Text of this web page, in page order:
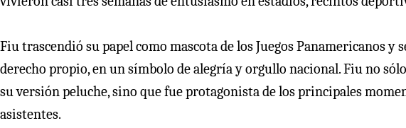
Fiu trascendió su papel como mascota de los Juegos Panamericanos
derecho propio, en un símbolo de alegría y orgullo nacional. Fiu no
su versión peluche, sino que fue protagonista de los principales
asistentes.